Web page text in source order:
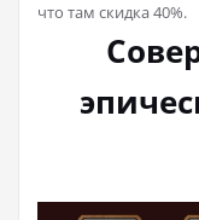
что там скидка 40%.